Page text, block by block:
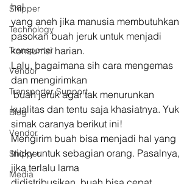
Shipper
Technology
Transporter
Vendor
Transporter Support
Blog
Vendor
Shipper
Media
hal
yang aneh jika manusia membutuhkan
pasokan buah jeruk untuk menjadi
konsumsi harian.
Lalu, bagaimana sih cara mengemas
dan mengirimkan
buah jeruk agar tak menurunkan
kualitas dan tentu saja khasiatnya. Yuk
simak caranya berikut ini!
Mengirim buah bisa menjadi hal yang
tricky untuk sebagian orang. Pasalnya,
jika terlalu lama